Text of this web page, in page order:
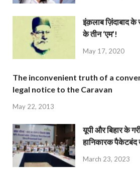
इंक़लाब ज़िंदाबाद के
के तीन ‘एम’!
May 17, 2020
The inconvenient truth of a
legal notice to the Caravan
May 22, 2013
यूपी और बिहार के
हानिकारक
March 23, 2023